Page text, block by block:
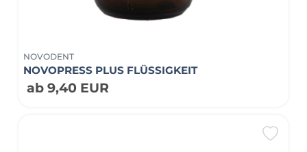
NOVODENT
NOVOPRESS PLUS FLÜSSIGKEIT
ab 9,40 EUR